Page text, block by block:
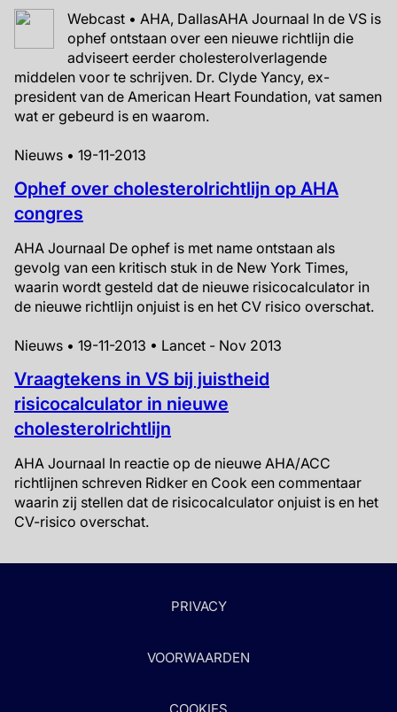
Webcast • AHA, DallasAHA Journaal In de VS is
ophef ontstaan over een nieuwe richtlijn die
adviseert eerder cholesterolverlagende
middelen voor te schrijven. Dr. Clyde Yancy, ex-
president van de American Heart Foundation, vat samen
wat er gebeurd is en waarom.
Nieuws • 19-11-2013
Ophef over cholesterolrichtlijn op AHA
congres
AHA Journaal De ophef is met name ontstaan als
gevolg van een kritisch stuk in de New York Times,
waarin wordt gesteld dat de nieuwe risicocalculator in
de nieuwe richtlijn onjuist is en het CV risico overschat.
Nieuws • 19-11-2013 • Lancet - Nov 2013
Vraagtekens in VS bij juistheid
risicocalculator in nieuwe
cholesterolrichtlijn
AHA Journaal In reactie op de nieuwe AHA/ACC
richtlijnen schreven Ridker en Cook een commentaar
waarin zij stellen dat de risicocalculator onjuist is en het
CV-risico overschat.
PRIVACY
VOORWAARDEN